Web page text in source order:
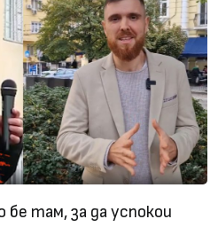
там, за да успокои